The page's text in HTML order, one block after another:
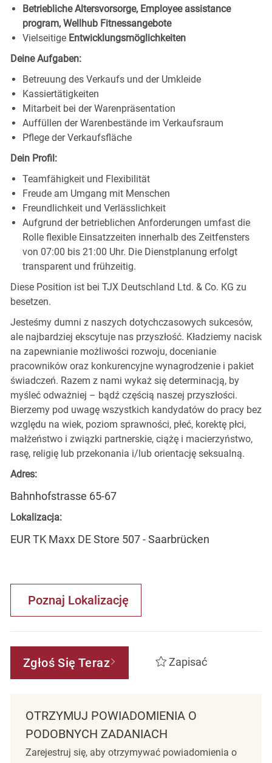
Betriebliche Altersvorsorge, Employee assistance
program, Wellhub Fitnessangebote
Vielseitige Entwicklungsmöglichkeiten
Deine Aufgaben:
Betreuung des Verkaufs und der Umkleide
Kassiertätigkeiten
Mitarbeit bei der Warenpräsentation
Auffüllen der Warenbestände im Verkaufsraum
Pflege der Verkaufsfläche
Dein Profil:
Teamfähigkeit und Flexibilität
Freude am Umgang mit Menschen
Freundlichkeit und Verlässlichkeit
Aufgrund der betrieblichen Anforderungen umfast die
Rolle flexible Einsatzzeiten innerhalb des Zeitfensters
von 07:00 bis 21:00 Uhr. Die Dienstplanung erfolgt
transparent und frühzeitig.
Diese Position ist bei TJX Deutschland Ltd. & Co. KG zu
besetzen.
Jesteśmy dumni z naszych dotychczasowych sukcesów,
ale najbardziej ekscytuje nas przyszłość. Kładziemy nacisk
na zapewnianie możliwości rozwoju, docenianie
pracowników oraz konkurencyjne wynagrodzenie i pakiet
świadczeń. Razem z nami wykaż się determinacją, by
myśleć odważniej – bądź częścią naszej przyszłości.
Bierzemy pod uwagę wszystkich kandydatów do pracy bez
względu na wiek, poziom sprawności, płeć, korektę płci,
małżeństwo i związki partnerskie, ciążę i macierzyństwo,
rasę, religię lub przekonania i/lub orientację seksualną.
Adres:
Bahnhofstrasse 65-67
Lokalizacja:
EUR TK Maxx DE Store 507 - Saarbrücken
Poznaj Lokalizację
Zgłoś Się Teraz Zapisać
OTRZYMUJ POWIADOMIENIA O
PODOBNYCH ZADANIACH
Zarejestruj się, aby otrzymywać powiadomienia o